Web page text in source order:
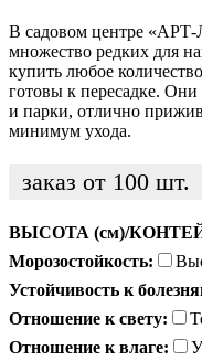
В садовом центре «АРТ-
множество редких для
купить любое
готовы к пересадке.
и парки, отлично
минимум ухода.
заказ от 100 шт.
ВЫСОТА (см)/
Морозостойкость:
Устойчивость к
Отношение к свету:
Отношение к влаге: